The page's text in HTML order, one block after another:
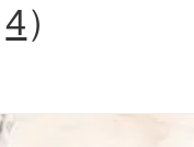
4）